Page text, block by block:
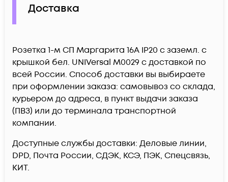
Доставка
Розетка 1-м СП Маргарита 16А IP20 с заземл. с
крышкой бел. UNIVersal М0029 c доставкой по
всей России. Способ доставки вы выбираете
при оформлении заказа: самовывоз со склада,
курьером до адреса, в пункт выдачи заказа
(ПВЗ) или до терминала транспортной
компании.
Доступные службы доставки: Деловые линии,
DPD, Почта России, СДЭК, КСЭ, ПЭК, Спецсвязь,
КИТ.